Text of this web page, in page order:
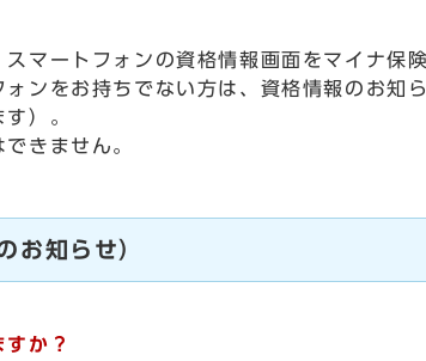
マートフォンの資格情報画面をマイナ保
ンをお持ちでない方は、資格情報のお知
）。
きません。
お知らせ）
か？